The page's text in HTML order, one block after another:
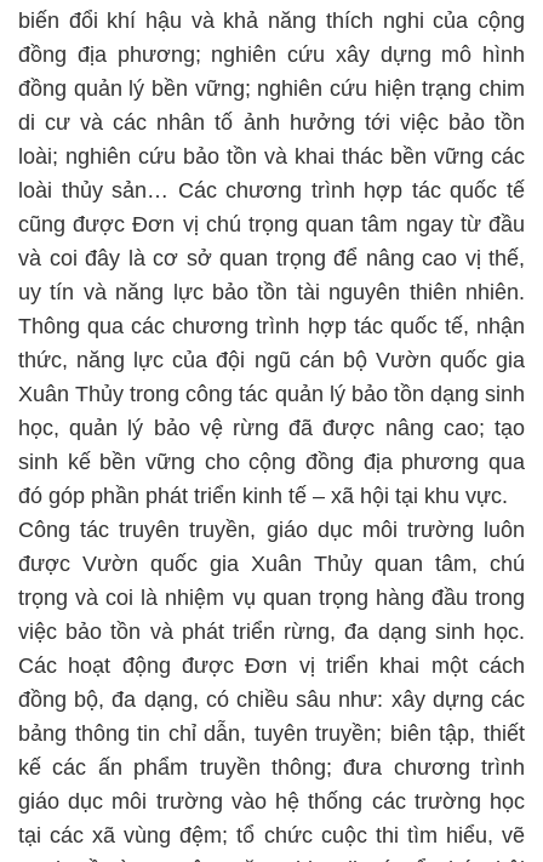
biến đổi khí hậu và khả năng thích nghi của cộng
đồng địa phương; nghiên cứu xây dựng mô hình
đồng quản lý bền vững; nghiên cứu hiện trạng chim
di cư và các nhân tố ảnh hưởng tới việc bảo tồn
loài; nghiên cứu bảo tồn và khai thác bền vững các
loài thủy sản… Các chương trình hợp tác quốc tế
cũng được Đơn vị chú trọng quan tâm ngay từ đầu
và coi đây là cơ sở quan trọng để nâng cao vị thế,
uy tín và năng lực bảo tồn tài nguyên thiên nhiên.
Thông qua các chương trình hợp tác quốc tế, nhận
thức, năng lực của đội ngũ cán bộ Vườn quốc gia
Xuân Thủy trong công tác quản lý bảo tồn dạng sinh
học, quản lý bảo vệ rừng đã được nâng cao; tạo
sinh kế bền vững cho cộng đồng địa phương qua
đó góp phần phát triển kinh tế – xã hội tại khu vực.
Công tác truyên truyền, giáo dục môi trường luôn
được Vườn quốc gia Xuân Thủy quan tâm, chú
trọng và coi là nhiệm vụ quan trọng hàng đầu trong
việc bảo tồn và phát triển rừng, đa dạng sinh học.
Các hoạt động được Đơn vị triển khai một cách
đồng bộ, đa dạng, có chiều sâu như: xây dựng các
bảng thông tin chỉ dẫn, tuyên truyền; biên tập, thiết
kế các ấn phẩm truyền thông; đưa chương trình
giáo dục môi trường vào hệ thống các trường học
tại các xã vùng đệm; tổ chức cuộc thi tìm hiểu, vẽ